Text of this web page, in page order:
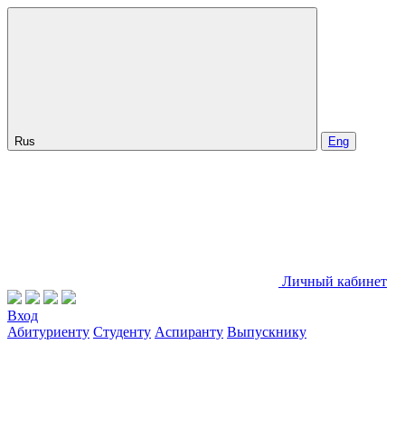
Rus Eng
Личный кабинет
Вход
Абитуриенту Студенту Аспиранту Выпускнику